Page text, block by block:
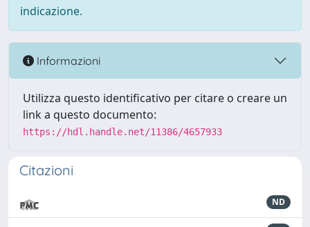
indicazione.
Informazioni
Utilizza questo identificativo per citare o creare un
link a questo documento:
https://hdl.handle.net/11386/4657933
Citazioni
ND